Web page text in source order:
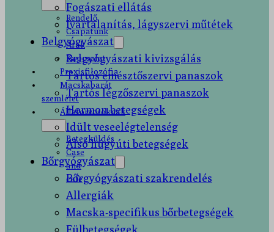
Rendelő
Csapatunk
Árak
Kapcsolat
Praxisfilozófia
Macskabarát
szemlélet
Állatorvosoknak
Betegküldés
Case
and
cafe
Fogászati ellátás
Ivartalanítás, lágyszervi műtétek
Belgyógyászat
Belgyógyászati kivizsgálás
Tartós emésztőszervi panaszok
Tartós légzőszervi panaszok
Hormon betegségek
Idült veseelégtelenség
Alsó húgyúti betegségek
Bőrgyógyászat
Bőrgyógyászati szakrendelés
Allergiák
Macska-specifikus bőrbetegségek
Fülbetegségek